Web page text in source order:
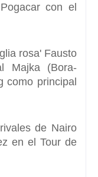
con el
rosa' Fausto
Majka (Bora-
como principal
de Nairo
en el Tour de